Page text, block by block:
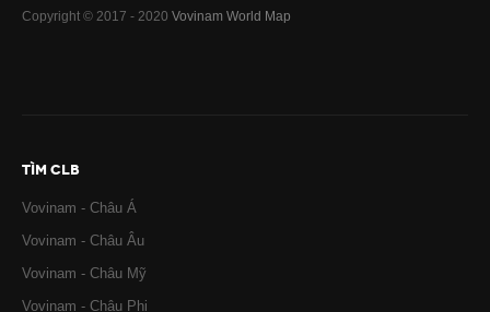
Copyright © 2017 - 2020 Vovinam World Map
TÌM CLB
Vovinam - Châu Á
Vovinam - Châu Âu
Vovinam - Châu Mỹ
Vovinam - Châu Phi